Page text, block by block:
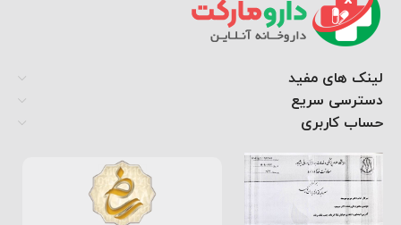
لینک های مفید
دسترسی سریع
حساب کاربری